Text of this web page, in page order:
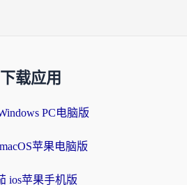
下载应用
PC电脑版
苹果电脑版
ios苹果手机版